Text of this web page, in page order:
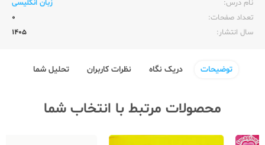
نام درس:
زبان انگلیسی
تعداد صفحات:‌
0
سال انتشار:‌
1405
توضیحات دریک نگاه نظرات کاربران تحلیل شما
محصولات مرتبط با انتخاب شما